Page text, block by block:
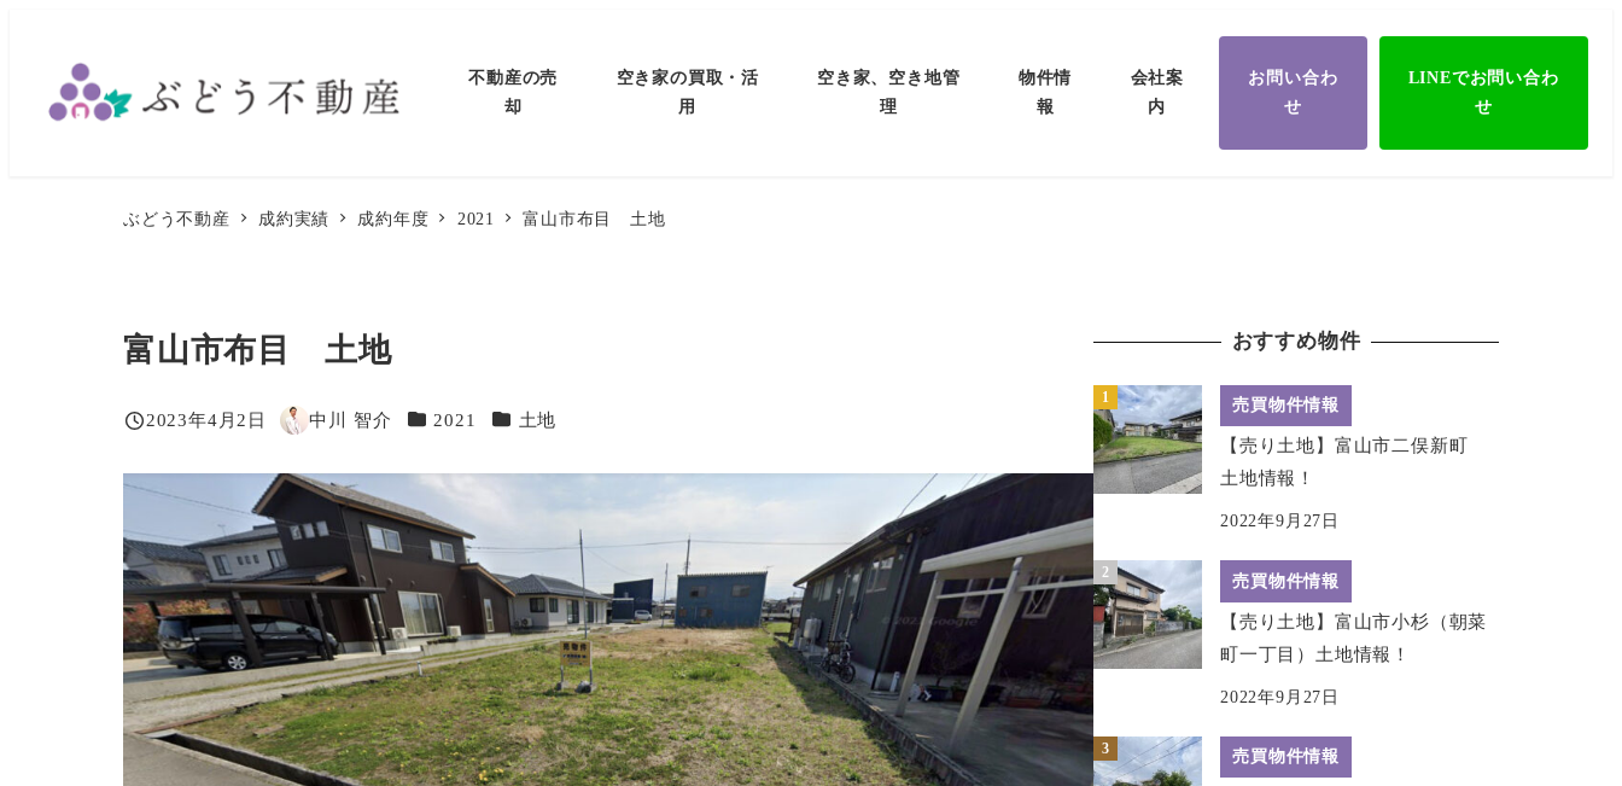
不動産の売
却
空き家の買取・活
用
空き家、空き地管
理
物件情
報
会社案
内
お問い合わ
せ
LINEでお問い合わ
せ
ぶどう不動産 成約実績 成約年度 2021 富山市布目 土地
富山市布目 土地
投稿日
2023年4月2日
著
中川 智介 カテゴリー
2021 カテゴリー
土地
おすすめ物件
売買物件情報
【売り土地】富山市二俣新町
土地情報！
2022年9月27日
売買物件情報
【売り土地】富山市小杉（朝菜
町一丁目）土地情報！
2022年9月27日
売買物件情報